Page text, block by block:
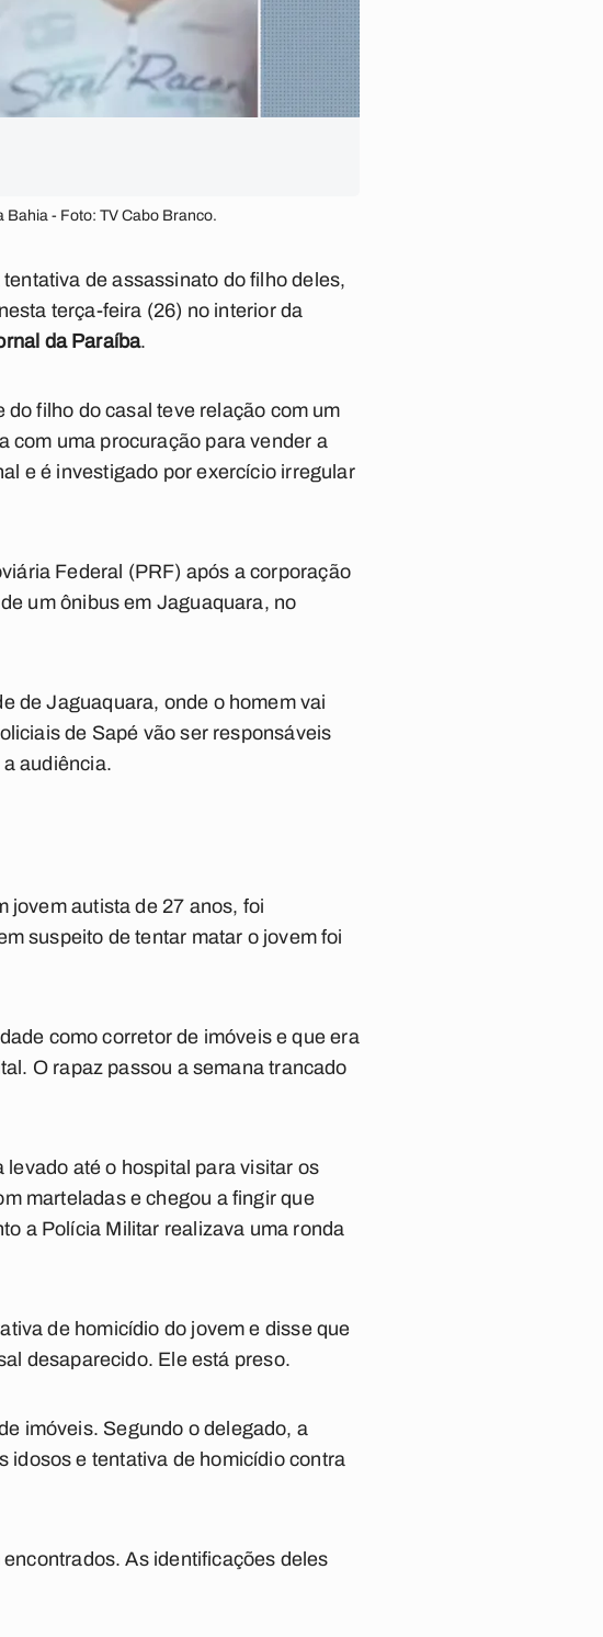
Bahia - Foto: TV Cabo Branco.
de assassinato do filho deles,
terça-feira (26) no interior da
da Paraíba.
filho do casal teve relação com um
com uma procuração para vender a
e é investigado por exercício irregular
Federal (PRF) após a corporação
um ônibus em Jaguaquara, no
de Jaguaquara, onde o homem vai
de Sapé vão ser responsáveis
audiência.
jovem autista de 27 anos, foi
suspeito de tentar matar o jovem foi
como corretor de imóveis e que era
O rapaz passou a semana trancado
até o hospital para visitar os
marteladas e chegou a fingir que
a Polícia Militar realizava uma ronda
de homicídio do jovem e disse que
desaparecido. Ele está preso.
imóveis. Segundo o delegado, a
idosos e tentativa de homicídio contra
As identificações deles